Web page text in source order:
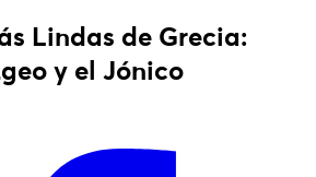
Lindas de Grecia:
y el Jónico